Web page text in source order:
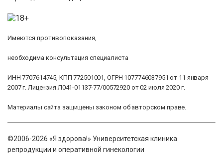
Имеются противопоказания,
необходима консультация специалиста
ИНН 7707614745, КПП 772501001, ОГРН 1077746037951 от 11 января
2007 г. Лицензия Л041-01137-77/00572920 от 02 июля 2020 г.
Материалы сайта защищены законом об авторском праве.
©2006-2026 «Я здорова!» Университетская клиника
репродукции и оперативной гинекологии